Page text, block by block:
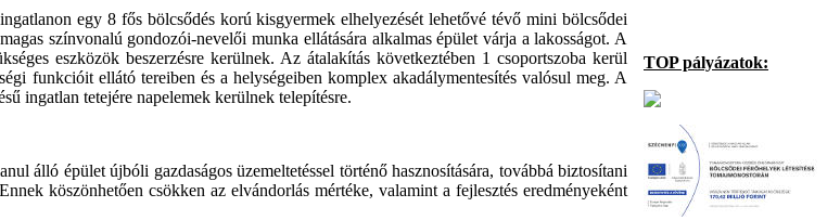
egy 8 fős bölcsődés korú kisgyermek elhelyezését lehetővé tévő mini bölcsődei
színvonalú gondozói-nevelői munka ellátására alkalmas épület várja a lakosságot. A
eszközök beszerzésre kerülnek. Az átalakítás következtében 1 csoportszoba kerül
funkcióit ellátó tereiben és a helységeiben komplex akadálymentesítés valósul meg. A
ingatlan tetejére napelemek kerülnek telepítésre.
álló épület újbóli gazdaságos üzemeltetéssel történő hasznosítására, továbbá biztosítani
köszönhetően csökken az elvándorlás mértéke, valamint a fejlesztés eredményeként
TOP pályázatok: